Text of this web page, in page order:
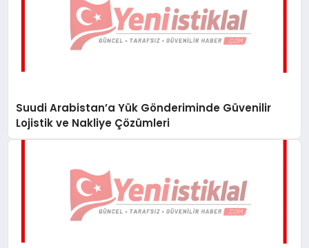
Suudi Arabistan’a Yük Gönderiminde Güvenilir
Lojistik ve Nakliye Çözümleri